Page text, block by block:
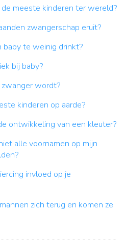
meeste kinderen ter wereld?
zwangerschap eruit?
baby te weinig drinkt?
bij baby?
wordt?
kinderen op aarde?
ontwikkeling van een kleuter?
alle voornamen op mijn
invloed op je
zich terug en komen ze